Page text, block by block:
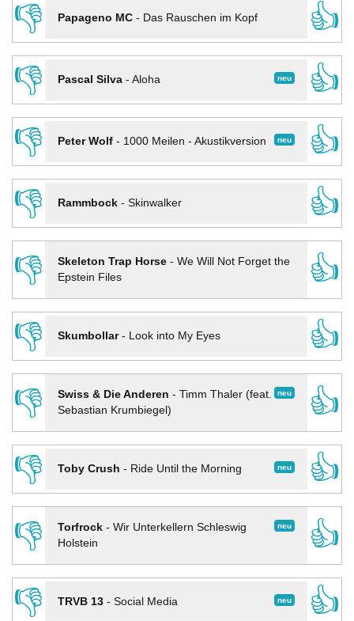
👎
Papageno MC- Das Rauschen im Kopf
👍
👎
neu
Pascal Silva- Aloha
👍
👎
neu
Peter Wolf- 1000 Meilen - Akustikversion
👍
👎
Rammbock- Skinwalker
👍
👎
Skeleton Trap Horse- We Will Not Forget the
Epstein Files
👍
👎
Skumbollar- Look into My Eyes
👍
👎
neu
Swiss & Die Anderen - Timm Thaler (feat.
Sebastian Krumbiegel)
👍
👎
neu
Toby Crush - Ride Until the Morning
👍
👎
neu
Torfrock- Wir Unterkellern Schleswig
Holstein
👍
👎
neu
TRVB 13- Social Media
👍